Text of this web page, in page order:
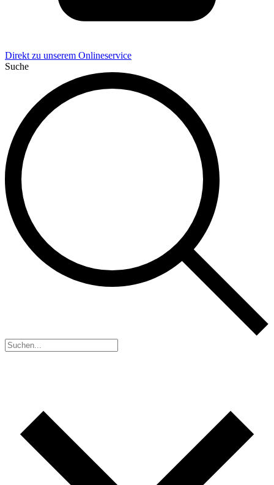
Direkt zu unserem Onlineservice
Suche